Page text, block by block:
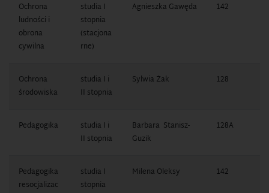
Ochrona
ludności i
obrona
cywilna
studia I
stopnia
(stacjona
rne)
Agnieszka Gawęda 142
Ochrona
środowiska
studia I i
II stopnia
Sylwia Żak 128
Pedagogika
studia I i
II stopnia
Barbara Stanisz-
Guzik
128A
Pedagogika
resocjalizac
studia I
stopnia
Milena Oleksy 142